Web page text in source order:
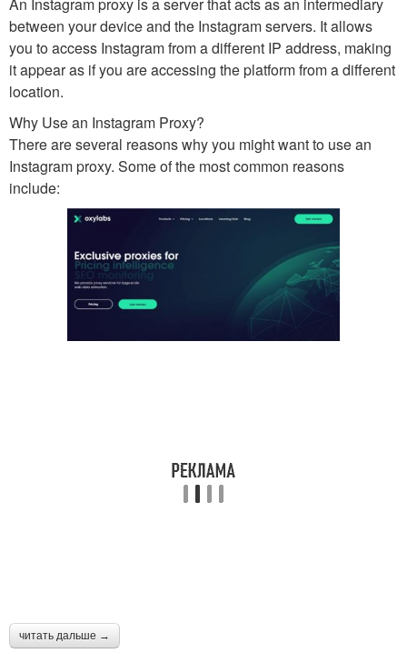
between your device and the Instagram servers. It allows
you to access Instagram from a different IP address, making
it appear as if you are accessing the platform from a different
location.
Why Use an Instagram Proxy?
There are several reasons why you might want to use an
Instagram proxy. Some of the most common reasons
include:
читать дальше →